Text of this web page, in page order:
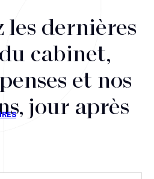
stratégiques
les dernières
cabinet,
et nos
jour après